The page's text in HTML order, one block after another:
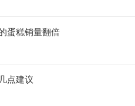
蛋糕销量翻倍
点建议